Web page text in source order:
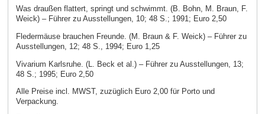
Was draußen flattert, springt und schwimmt. (B. Bohn, M. Braun, F.
Weick) – Führer zu Ausstellungen, 10; 48 S.; 1991; Euro 2,50
Fledermäuse brauchen Freunde. (M. Braun & F. Weick) – Führer zu
Ausstellungen, 12; 48 S., 1994; Euro 1,25
Vivarium Karlsruhe. (L. Beck et al.) – Führer zu Ausstellungen, 13;
48 S.; 1995; Euro 2,50
Alle Preise incl. MWST, zuzüglich Euro 2,00 für Porto und
Verpackung.